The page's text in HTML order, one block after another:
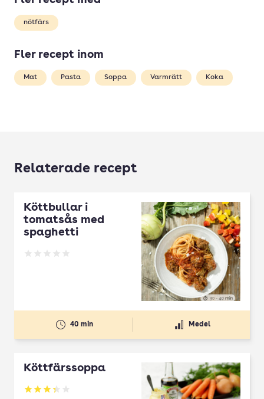
nötfärs
Fler recept inom
Mat Pasta Soppa Varmrätt Koka
Relaterade recept
Köttbullar i
tomatsås med
spaghetti
Betyg: 0 av 5
40 min Medel
Köttfärssoppa
Betyg: 3.33 av 5